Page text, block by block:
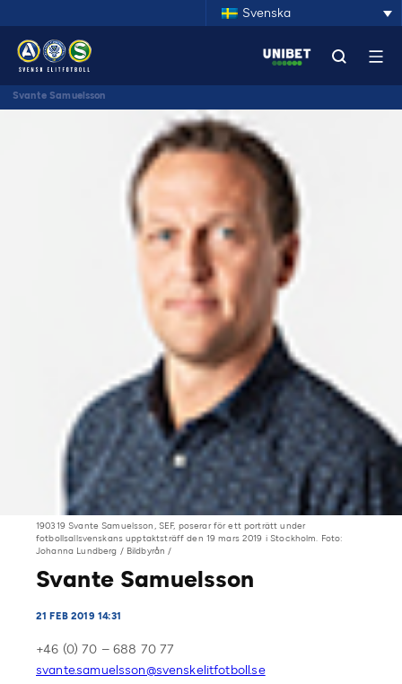
Svenska
Svante Samuelsson
190319 Svante Samuelsson, SEF, poserar för ett porträtt under
fotbollsallsvenskans upptaktsträff den 19 mars 2019 i Stockholm. Foto:
Johanna Lundberg / Bildbyrån /
Svante Samuelsson
21 FEB 2019 14:31
+46 (0) 70 – 688 70 77
svante.samuelsson@svenskelitfotboll.se